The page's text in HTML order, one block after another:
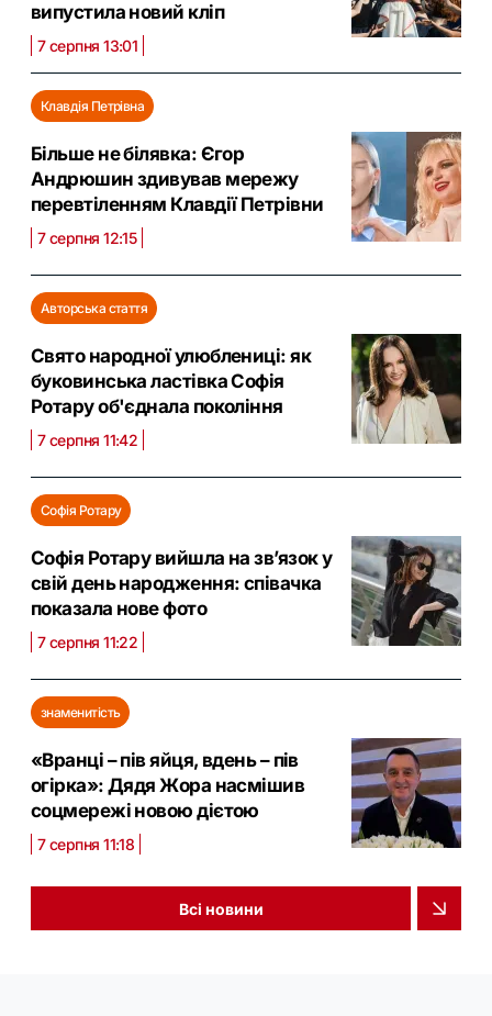
випустила новий кліп
7 серпня 13:01
Клавдія Петрівна
Більше не білявка: Єгор
Андрюшин здивував мережу
перевтіленням Клавдії Петрівни
7 серпня 12:15
Авторська стаття
Свято народної улюблениці: як
буковинська ластівка Софія
Ротару об'єднала покоління
7 серпня 11:42
Софія Ротару
Софія Ротару вийшла на зв’язок у
свій день народження: співачка
показала нове фото
7 серпня 11:22
знаменитість
«Вранці – пів яйця, вдень – пів
огірка»: Дядя Жора насмішив
соцмережі новою дієтою
7 серпня 11:18
Всі новини